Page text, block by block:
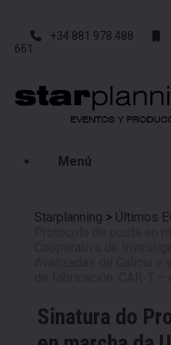
+34 881 978 488
661
Menú
Starplanning > Últimos
Sinatura do